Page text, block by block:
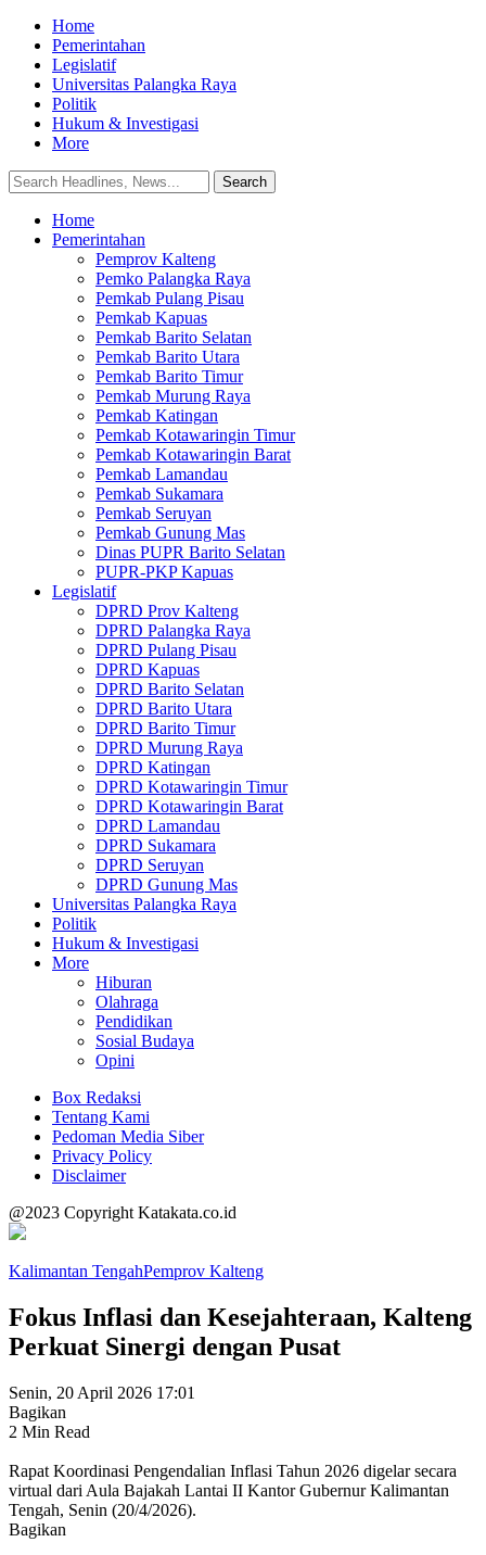
Home
Pemerintahan
Legislatif
Universitas Palangka Raya
Politik
Hukum & Investigasi
More
Home
Pemerintahan
Pemprov Kalteng
Pemko Palangka Raya
Pemkab Pulang Pisau
Pemkab Kapuas
Pemkab Barito Selatan
Pemkab Barito Utara
Pemkab Barito Timur
Pemkab Murung Raya
Pemkab Katingan
Pemkab Kotawaringin Timur
Pemkab Kotawaringin Barat
Pemkab Lamandau
Pemkab Sukamara
Pemkab Seruyan
Pemkab Gunung Mas
Dinas PUPR Barito Selatan
PUPR-PKP Kapuas
Legislatif
DPRD Prov Kalteng
DPRD Palangka Raya
DPRD Pulang Pisau
DPRD Kapuas
DPRD Barito Selatan
DPRD Barito Utara
DPRD Barito Timur
DPRD Murung Raya
DPRD Katingan
DPRD Kotawaringin Timur
DPRD Kotawaringin Barat
DPRD Lamandau
DPRD Sukamara
DPRD Seruyan
DPRD Gunung Mas
Universitas Palangka Raya
Politik
Hukum & Investigasi
More
Hiburan
Olahraga
Pendidikan
Sosial Budaya
Opini
Box Redaksi
Tentang Kami
Pedoman Media Siber
Privacy Policy
Disclaimer
@2023 Copyright Katakata.co.id
Kalimantan TengahPemprov Kalteng
Fokus Inflasi dan Kesejahteraan, Kalteng
Perkuat Sinergi dengan Pusat
Senin, 20 April 2026 17:01
Bagikan
2 Min Read
Rapat Koordinasi Pengendalian Inflasi Tahun 2026 digelar secara
virtual dari Aula Bajakah Lantai II Kantor Gubernur Kalimantan
Tengah, Senin (20/4/2026).
Bagikan